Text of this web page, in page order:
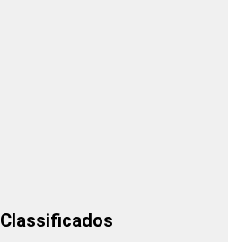
Classificados